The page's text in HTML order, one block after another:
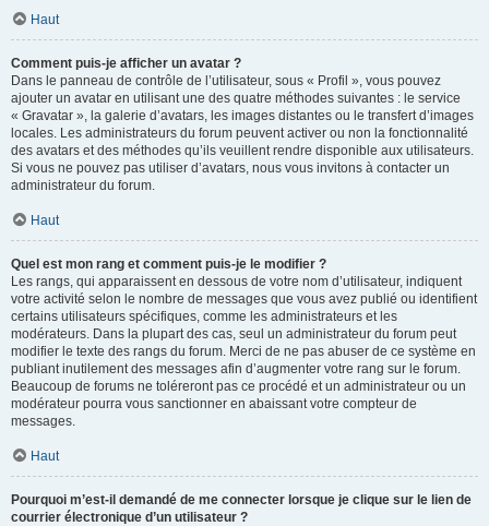
Haut
Comment puis-je afficher un avatar ?
Dans le panneau de contrôle de l’utilisateur, sous « Profil », vous pouvez
ajouter un avatar en utilisant une des quatre méthodes suivantes : le service
« Gravatar », la galerie d’avatars, les images distantes ou le transfert d’images
locales. Les administrateurs du forum peuvent activer ou non la fonctionnalité
des avatars et des méthodes qu’ils veuillent rendre disponible aux utilisateurs.
Si vous ne pouvez pas utiliser d’avatars, nous vous invitons à contacter un
administrateur du forum.
Haut
Quel est mon rang et comment puis-je le modifier ?
Les rangs, qui apparaissent en dessous de votre nom d’utilisateur, indiquent
votre activité selon le nombre de messages que vous avez publié ou identifient
certains utilisateurs spécifiques, comme les administrateurs et les
modérateurs. Dans la plupart des cas, seul un administrateur du forum peut
modifier le texte des rangs du forum. Merci de ne pas abuser de ce système en
publiant inutilement des messages afin d’augmenter votre rang sur le forum.
Beaucoup de forums ne toléreront pas ce procédé et un administrateur ou un
modérateur pourra vous sanctionner en abaissant votre compteur de
messages.
Haut
Pourquoi m’est-il demandé de me connecter lorsque je clique sur le lien de
courrier électronique d’un utilisateur ?